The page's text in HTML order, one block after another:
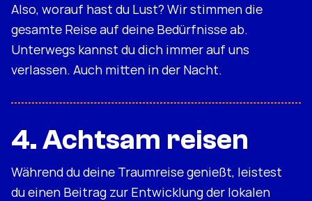
Also, worauf hast du Lust? Wir stimmen die
gesamte Reise auf deine Bedürfnisse ab.
Unterwegs kannst du dich immer auf uns
verlassen. Auch mitten in der Nacht.
4. Achtsam reisen
Während du deine Traumreise genießt, leistest
du einen Beitrag zur Entwicklung der lokalen